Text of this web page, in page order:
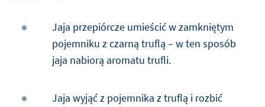
Jaja przepiórcze umieścić w zamkniętym
pojemniku z czarną truflą – w ten sposób
jaja nabiorą aromatu trufli.
Jaja wyjąć z pojemnika z truflą i rozbić